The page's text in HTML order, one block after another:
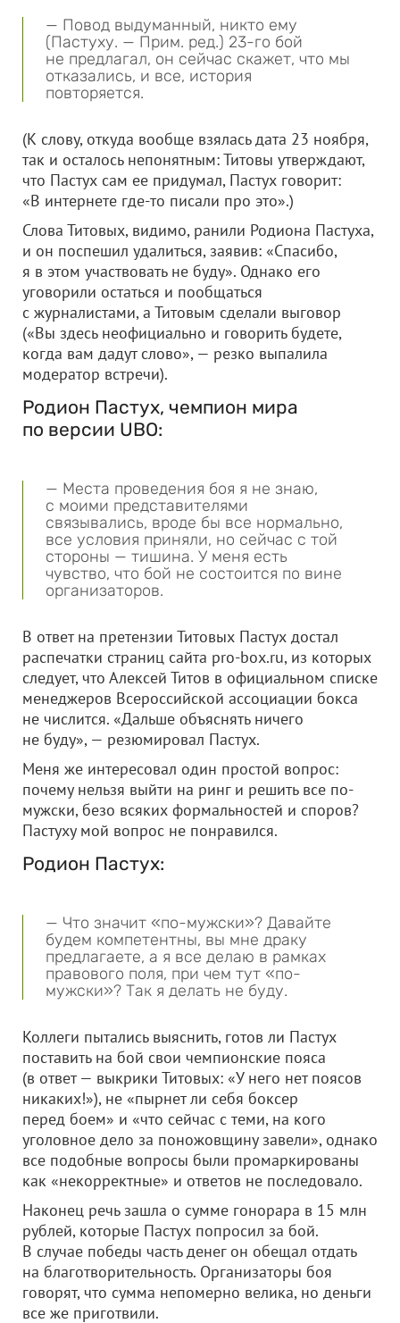
— Повод выдуманный, никто ему
(Пастуху. — Прим. ред.) 23-го бой
не предлагал, он сейчас скажет, что мы
отказались, и все, история
повторяется.
(К слову, откуда вообще взялась дата 23 ноября,
так и осталось непонятным: Титовы утверждают,
что Пастух сам ее придумал, Пастух говорит:
«В интернете где-то писали про это».)
Слова Титовых, видимо, ранили Родиона Пастуха,
и он поспешил удалиться, заявив: «Спасибо,
я в этом участвовать не буду». Однако его
уговорили остаться и пообщаться
с журналистами, а Титовым сделали выговор
(«Вы здесь неофициально и говорить будете,
когда вам дадут слово», — резко выпалила
модератор встречи).
Родион Пастух, чемпион мира
по версии UBO:
— Места проведения боя я не знаю,
с моими представителями
связывались, вроде бы все нормально,
все условия приняли, но сейчас с той
стороны — тишина. У меня есть
чувство, что бой не состоится по вине
организаторов.
В ответ на претензии Титовых Пастух достал
распечатки страниц сайта pro-box.ru, из которых
следует, что Алексей Титов в официальном списке
менеджеров Всероссийской ассоциации бокса
не числится. «Дальше объяснять ничего
не буду», — резюмировал Пастух.
Меня же интересовал один простой вопрос:
почему нельзя выйти на ринг и решить все по-
мужски, безо всяких формальностей и споров?
Пастуху мой вопрос не понравился.
Родион Пастух:
— Что значит «по-мужски»? Давайте
будем компетентны, вы мне драку
предлагаете, а я все делаю в рамках
правового поля, при чем тут «по-
мужски»? Так я делать не буду.
Коллеги пытались выяснить, готов ли Пастух
поставить на бой свои чемпионские пояса
(в ответ — выкрики Титовых: «У него нет поясов
никаких!»), не «пырнет ли себя боксер
перед боем» и «что сейчас с теми, на кого
уголовное дело за поножовщину завели», однако
все подобные вопросы были промаркированы
как «некорректные» и ответов не последовало.
Наконец речь зашла о сумме гонорара в 15 млн
рублей, которые Пастух попросил за бой.
В случае победы часть денег он обещал отдать
на благотворительность. Организаторы боя
говорят, что сумма непомерно велика, но деньги
все же приготвили.